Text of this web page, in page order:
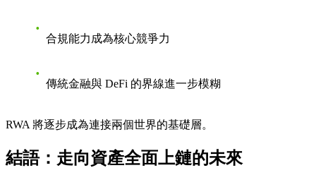
合規能力成為核心競爭力
傳統金融與 DeFi 的界線進一步模糊
RWA 將逐步成為連接兩個世界的基礎層。
結語：走向資產全面上鏈的未來